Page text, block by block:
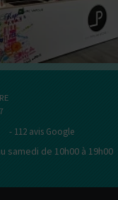
- 112 avis Google
samedi de 10h00 à 19h00